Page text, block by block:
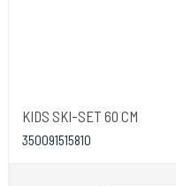
KIDS SKI-SET 60 CM
350091515810